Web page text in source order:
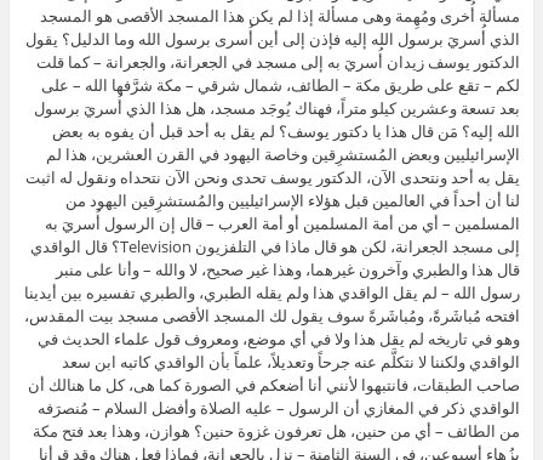
مسألة أُخرى ومُهِمة وهى مسألة إذا لم يكن هذا المسجد الأقصى هو المسجد
الذي أُسريَ برسول الله إليه فإذن إلى أين أُسرى برسول الله وما الدليل؟ يقول
الدكتور يوسف زيدان أُسريَ به إلى مسجد في الجعرانة، والجعرانة – كما قلت
لكم – تقع على طريق مكة – الطائف، شمال شرقي – مكة شرَّفها الله – على
بعد تسعة وعشرين كيلو متراً، فهناك يُوجَد مسجد، هل هذا الذي أُسريَ برسول
الله إليه؟ مَن قال هذا يا دكتور يوسف؟ لم يقل به أحد قبل أن يفوه به بعض
الإسرائيليين وبعض المُستشرِقين وخاصة اليهود في القرن العشرين، هذا لم
يقل به أحد ونتحدى الآن، الدكتور يوسف تحدى ونحن الآن نتحداه ونقول له اثبت
لنا أن أحداً في العالمين قبل هؤلاء الإسرائيليين والمُستشرِقين اليهود من
المسلمين – أي من أمة المسلمين أو أمة العرب – قال إن الرسول أُسريَ به
إلى مسجد الجعرانة، لكن هو قال ماذا في التلفزيون Television؟ قال الواقدي
قال هذا والطبري وآخرون غيرهما، وهذا غير صحيح، لا والله – وأنا على منبر
رسول الله – لم يقل الواقدي هذا ولم يقله الطبري، والطبري تفسيره بين أيدينا
افتحه مُباشَرةً، ومُباشَرةً سوف يقول لك المسجد الأقصى مسجد بيت المقدس،
وهو في تاريخه لم يقل هذا ولا في أي موضع، ومعروف قول علماء الحديث في
الواقدي ولكننا لا نتكلَّم عنه جرحاً وتعديلاً، علماً بأن الواقدي كاتبه ابن سعد
صاحب الطبقات، فانتبهوا لأنني أنا أضعكم في الصورة كما هى، كل ما هنالك أن
الواقدي ذكر في المغازي أن الرسول – عليه الصلاة وأفضل السلام – مُنصرَفه
من الطائف – أي من حنين، هل تعرفون غزوة حنين؟ هوازن، وهذا بعد فتح مكة
بزُهاء أسبوعين، في السنة الثامنة – نزل بالجعرانة، فماذا فعل هناك وقد قرأنا